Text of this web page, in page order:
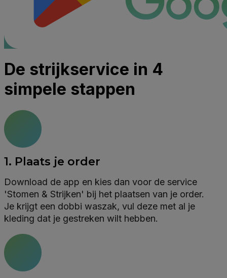
De strijkservice in 4
simpele stappen
1. Plaats je order
Download de app en kies dan voor de service
'Stomen & Strijken' bij het plaatsen van je order.
Je krijgt een dobbi waszak, vul deze met al je
kleding dat je gestreken wilt hebben.